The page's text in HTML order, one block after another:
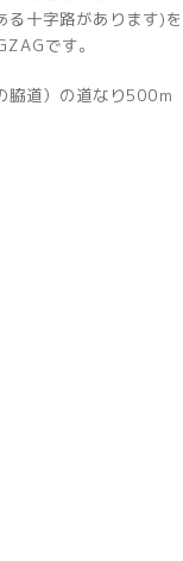
十字路があります)を
です。
脇道）の道なり500ｍ